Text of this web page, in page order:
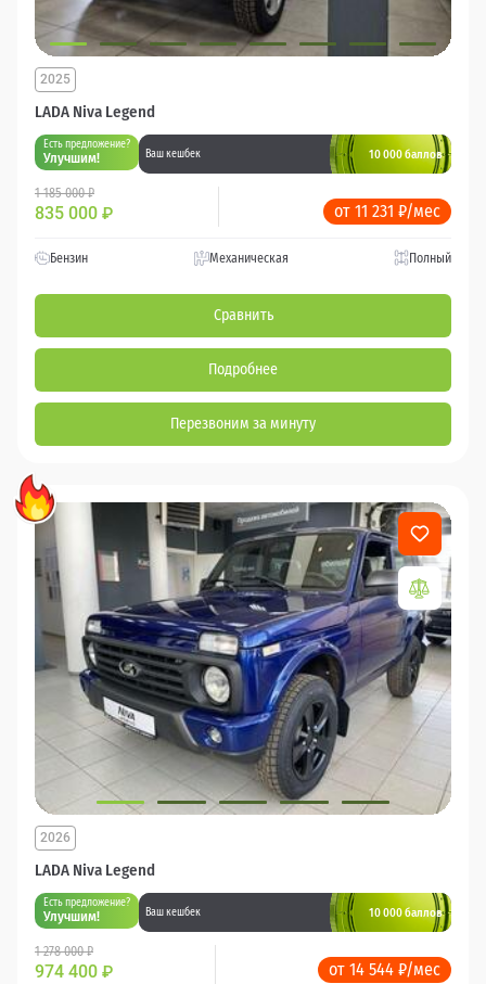
LADA Niva Legend
2025
Есть предложение?
Улучшим! Ваш кешбек 10 000 баллов
1 185 000 ₽
835 000 ₽ от 11 231 ₽/мес
Бензин Механическая Полный
Сравнить
Подробнее
Перезвоним за минуту
LADA Niva Legend
2026
Есть предложение?
Улучшим! Ваш кешбек 10 000 баллов
1 278 000 ₽
974 400 ₽ от 14 544 ₽/мес